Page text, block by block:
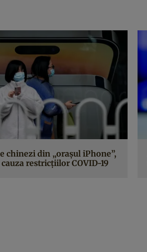
chinezi din „orașul iPhone”,
restricțiilor COVID-19